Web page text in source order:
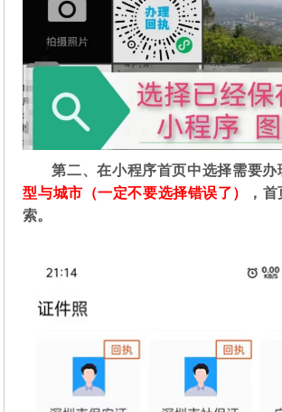
第二、在小程序首页中选择需要办
型与城市（一定不要选择错误了）
，
索。